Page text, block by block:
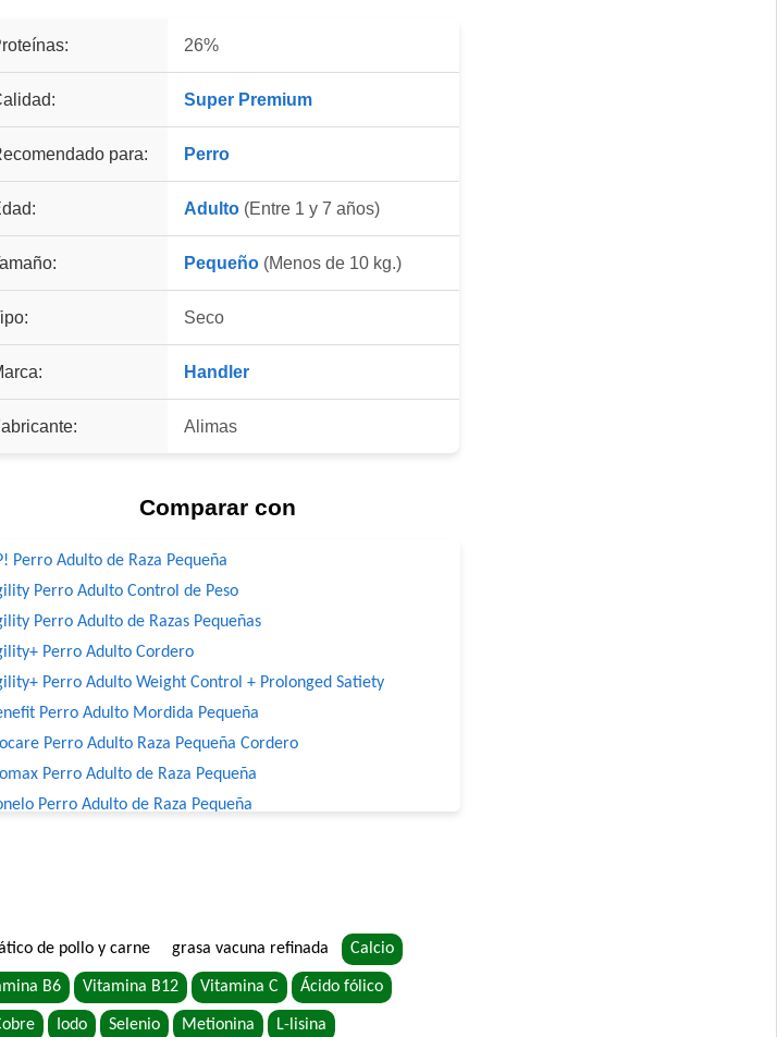
26%
Super Premium
para: Perro
Adulto (Entre 1 y 7 años)
Pequeño (Menos de 10 kg.)
Seco
Handler
Alimas
Comparar con
Perro Adulto de Raza Pequeña
Perro Adulto Control de Peso
Perro Adulto de Razas Pequeñas
Perro Adulto Cordero
Perro Adulto Weight Control + Prolonged Satiety
Perro Adulto Mordida Pequeña
Perro Adulto Raza Pequeña Cordero
Perro Adulto de Raza Pequeña
Perro Adulto de Raza Pequeña
Amici Perro Adulto de Raza Pequeña Sabor Carne, Pollo y
Perro Adulto
de pollo y carne grasa vacuna refinada Calcio
B6 Vitamina B12 Vitamina C Ácido fólico
Iodo Selenio Metionina L-lisina